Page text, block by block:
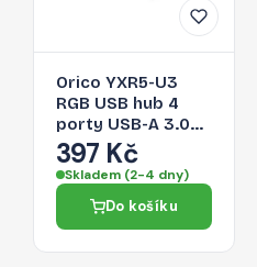
Orico YXR5-U3
RGB USB hub 4
porty USB-A 3.0
se čtečkou SD a
microSD karet 0,3
m – černý
397 Kč
Skladem (2-4 dny)
Do košíku